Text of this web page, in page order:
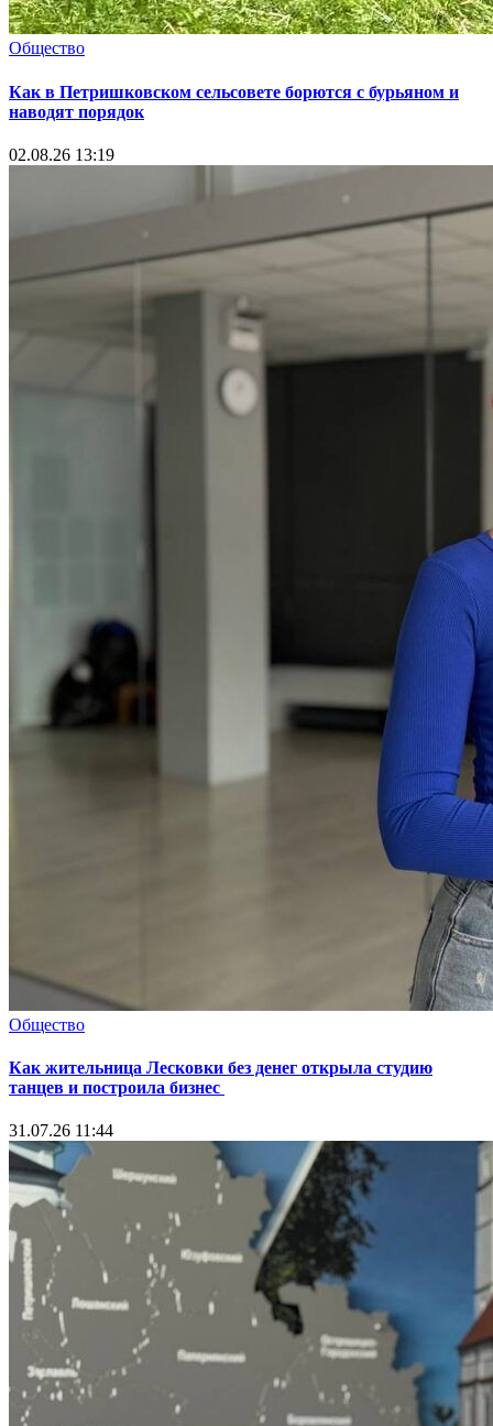
Общество
Как в Петришковском сельсовете борются с бурьяном и
наводят порядок
02.08.26 13:19
Общество
Как жительница Лесковки без денег открыла студию
танцев и построила бизнес
31.07.26 11:44